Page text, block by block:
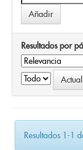
Resultados por
Resultados 1-1